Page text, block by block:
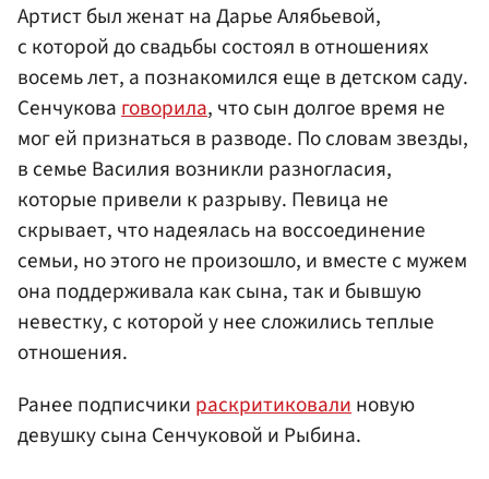
Артист был женат на Дарье Алябьевой,
с которой до свадьбы состоял в отношениях
восемь лет, а познакомился еще в детском саду.
Сенчуковаговорила, что сын долгое время не
мог ей признаться в разводе. По словам звезды,
в семье Василия возникли разногласия,
которые привели к разрыву. Певица не
скрывает, что надеялась на воссоединение
семьи, но этого не произошло, и вместе с мужем
она поддерживала как сына, так и бывшую
невестку, с которой у нее сложились теплые
отношения.
Ранее подписчики раскритиковали новую
девушку сына Сенчуковой и Рыбина.